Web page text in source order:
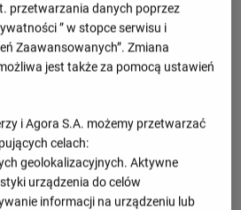
przetwarzania danych poprzez
” w stopce serwisu i
Zaawansowanych”. Zmiana
jest także za pomocą ustawień
i Agora S.A. możemy przetwarzać
celach:
geolokalizacyjnych. Aktywne
urządzenia do celów
informacji na urządzeniu lub